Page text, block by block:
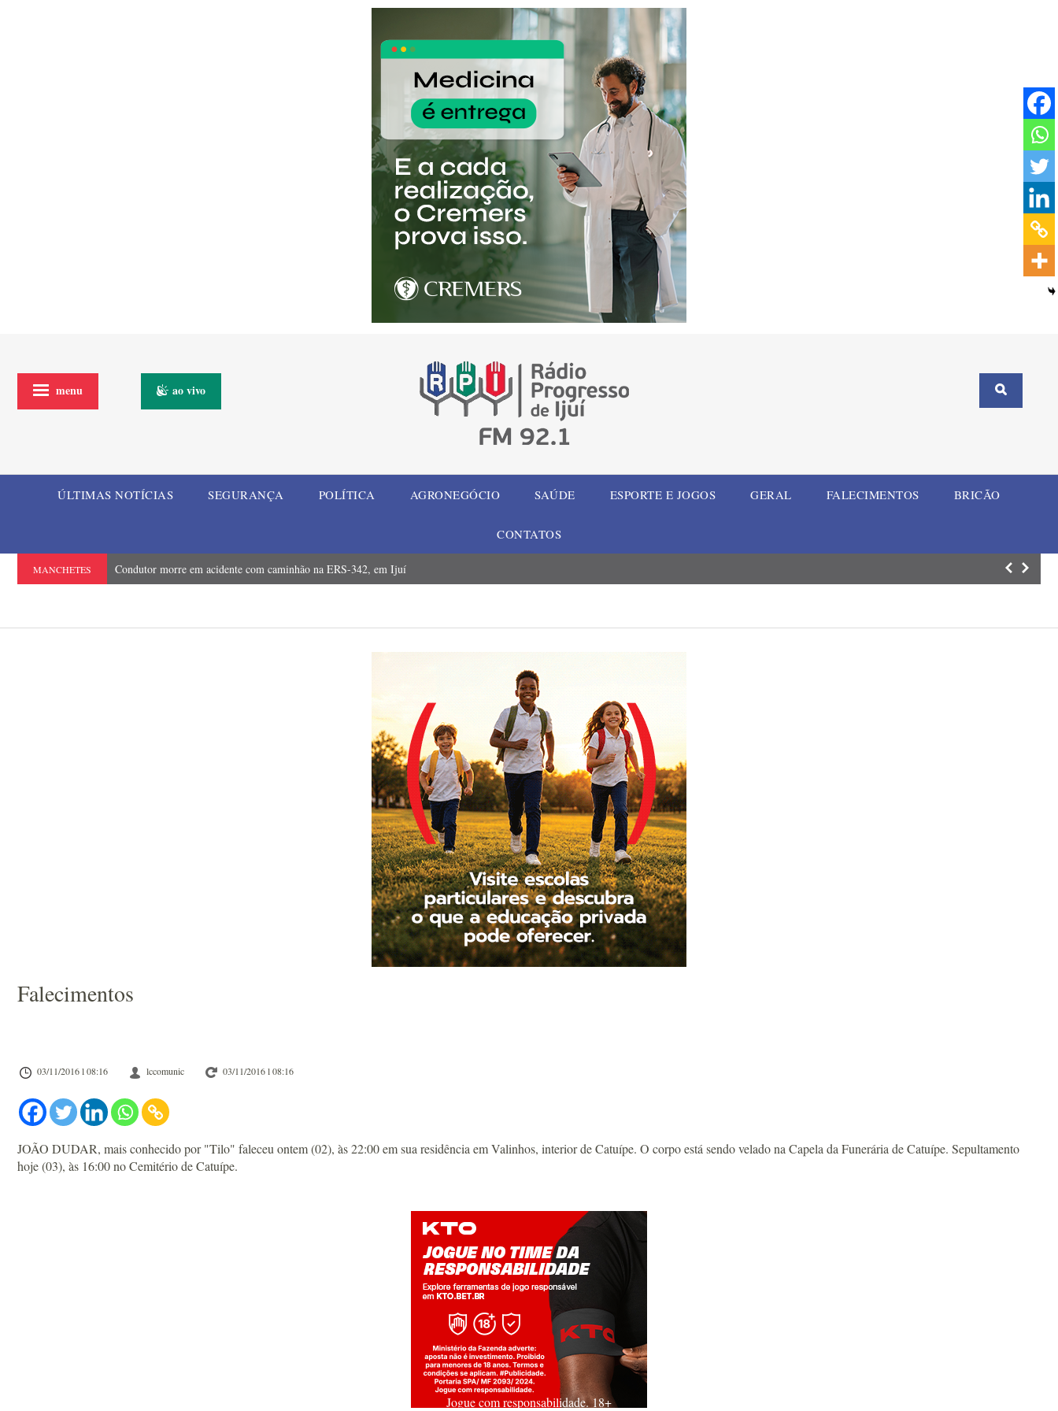
menu ao vivo
ÚLTIMAS NOTÍCIAS SEGURANÇA POLÍTICA AGRONEGÓCIO SAÚDE ESPORTE E JOGOS GERAL FALECIMENTOS BRICÃO
CONTATOS
MANCHETES Condutor morre em acidente com caminhão na ERS-342, em Ijuí Temporal das
Falecimentos
03/11/2016 l 08:16 lccomunic 03/11/2016 l 08:16
JOÃO DUDAR, mais conhecido por "Tilo" faleceu ontem (02), às 22:00 em sua residência em Valinhos, interior de Catuípe. O corpo está sendo velado na Capela da Funerária de Catuípe. Sepultamento
hoje (03), às 16:00 no Cemitério de Catuípe.
Jogue com responsabilidade. 18+